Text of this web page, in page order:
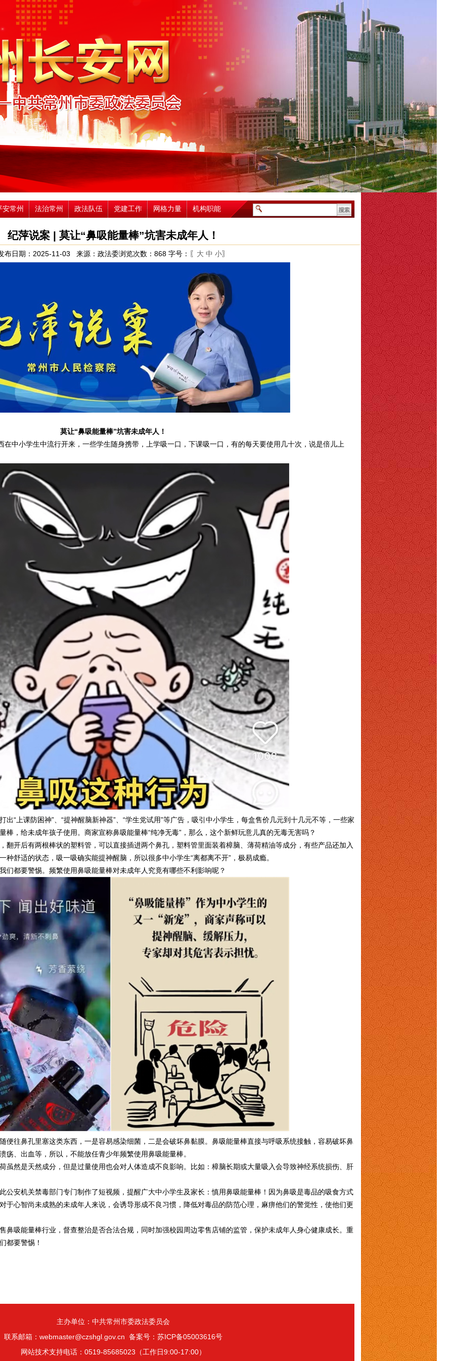
安常州 法治常州 政法队伍 党建工作 网格力量 机构职能
纪萍说案 | 莫让“鼻吸能量棒”坑害未成年人！
布日期：2025-11-03 来源：政法委浏览次数： 868 字号：〖 大 中 小〗
莫让“鼻吸能量棒”坑害未成年人！
在中小学生中流行开来，一些学生随身携带，上学吸一口，下课吸一口，有的每天要使用几十次，说是倍儿上
出“上课防困神”、“提神醒脑新神器”、“学生党试用”等广告，吸引中小学生，每盒售价几元到十几元不等，一些家
棒，给未成年孩子使用。商家宣称鼻吸能量棒“纯净无毒”，那么，这个新鲜玩意儿真的无毒无害吗？
翻开后有两根棒状的塑料管，可以直接插进两个鼻孔，塑料管里面装着樟脑、薄荷精油等成分，有些产品还加入
种舒适的状态，吸一吸确实能提神醒脑，所以很多中小学生“离都离不开”，极易成瘾。
们都要警惕。频繁使用鼻吸能量棒对未成年人究竟有哪些不利影响呢？
便往鼻孔里塞这类东西，一是容易感染细菌，二是会破坏鼻黏膜。鼻吸能量棒直接与呼吸系统接触，容易破坏鼻
疡、出血等，所以，不能放任青少年频繁使用鼻吸能量棒。
虽然是天然成分，但是过量使用也会对人体造成不良影响。比如：樟脑长期或大量吸入会导致神经系统损伤、肝
公安机关禁毒部门专门制作了短视频，提醒广大中小学生及家长：慎用鼻吸能量棒！因为鼻吸是毒品的吸食方式
于心智尚未成熟的未成年人来说，会诱导形成不良习惯，降低对毒品的防范心理，麻痹他们的警觉性，使他们更
鼻吸能量棒行业，督查整治是否合法合规，同时加强校园周边零售店铺的监管，保护未成年人身心健康成长。重
都要警惕！
主办单位：中共常州市委政法委员会
联系邮箱：webmaster@czshgl.gov.cn 备案号：苏ICP备05003616号
网站技术支持电话：0519-85685023（工作日9:00-17:00）